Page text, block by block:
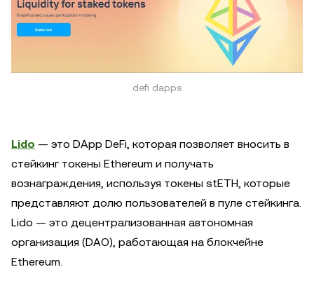
defi dapps
Lido — это DApp DeFi, которая позволяет вносить в
стейкинг токены Ethereum и получать
вознаграждения, используя токены stETH, которые
представляют долю пользователей в пуле стейкинга.
Lido — это децентрализованная автономная
организация (DAO), работающая на блокчейне
Ethereum.